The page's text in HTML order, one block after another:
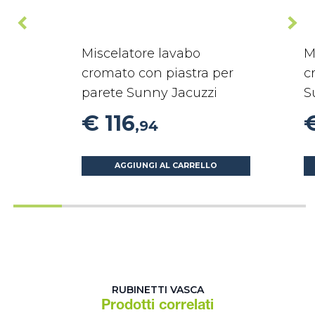
Miscelatore lavabo
cromato con piastra per
parete Sunny Jacuzzi
€ 116,94
AGGIUNGI AL CARRELLO
RUBINETTI VASCA
Prodotti correlati